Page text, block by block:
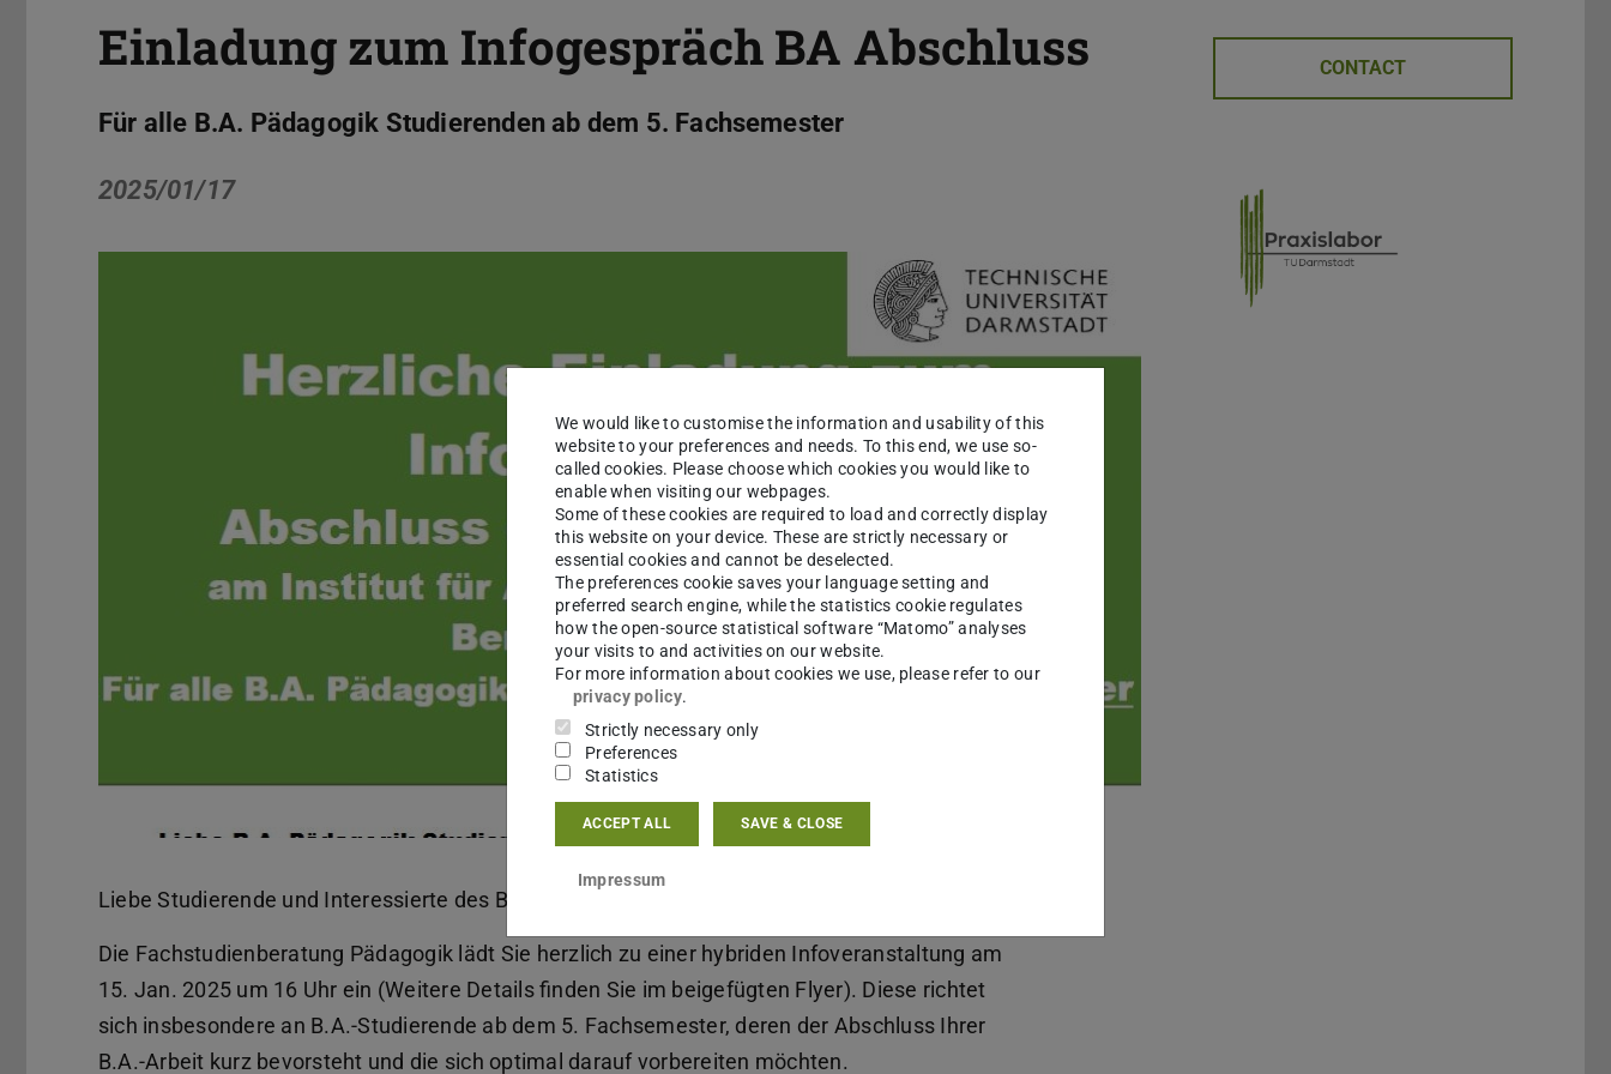
Einladung zum Infogespräch BA Abschluss
Für alle B.A. Pädagogik Studierenden ab dem 5. Fachsemester
2025/01/17
Liebe Studierende und Interessierte des BA Pädagogik,
Die Fachstudienberatung Pädagogik lädt Sie herzlich zu einer hybriden Infoveranstaltung am
15. Jan. 2025 um 16 Uhr ein (Weitere Details finden Sie im beigefügten Flyer). Diese richtet
sich insbesondere an B.A.-Studierende ab dem 5. Fachsemester, deren der Abschluss Ihrer
B.A.-Arbeit kurz bevorsteht und die sich optimal darauf vorbereiten möchten.
CONTACT
We would like to customise the information and usability of this
website to your preferences and needs. To this end, we use so-
called cookies. Please choose which cookies you would like to
enable when visiting our webpages.
Some of these cookies are required to load and correctly display
this website on your device. These are strictly necessary or
essential cookies and cannot be deselected.
The preferences cookie saves your language setting and
preferred search engine, while the statistics cookie regulates
how the open-source statistical software “Matomo” analyses
your visits to and activities on our website.
For more information about cookies we use, please refer to our
privacy policy.
Strictly necessary only
Preferences
Statistics
ACCEPT ALL SAVE & CLOSE
Impressum